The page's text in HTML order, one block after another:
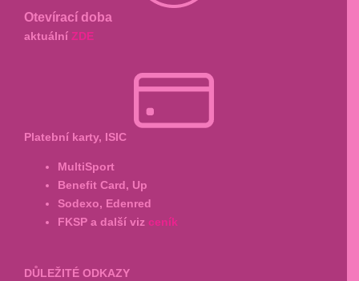
Otevírací doba
aktuální ZDE
Platební karty, ISIC
MultiSport
Benefit Card, Up
Sodexo, Edenred
FKSP a další viz ceník
DŮLEŽITÉ ODKAZY